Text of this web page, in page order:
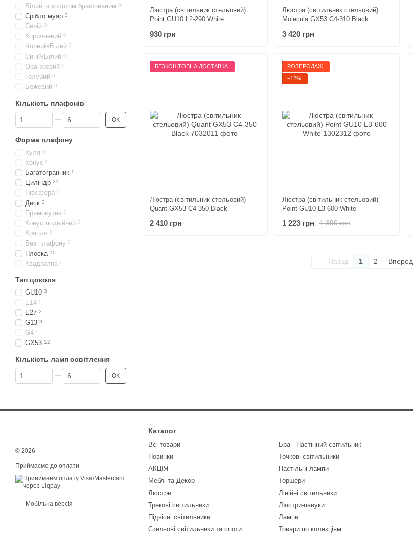
Люстра (світильник стельовий)
Point GU10 L2-290 White
930 грн
Люстра (світильник стельовий)
Molecula GX53 C4-310 Black
3 420 грн
БЕЗКОШТОВНА ДОСТАВКА
Люстра (світильник стельовий)
Quant GX53 C4-350 Black
2 410 грн
РОЗПРОДАЖ
−12%
Люстра (світильник стельовий)
Point GU10 L3-600 White
1 390 грн
1 223 грн
Назад 1 2 Вперед
Білий із золотом брашованим 0
Срібло муар 3
Синій 0
Коричневий 0
Чорний/Білий 0
Синій/Білий 0
Оранжевий 0
Голубий 0
Бежевий 0
Кількість плафонів
Від Кількість плафонів
До Кількість плафонів ОК
Форма плафону
Куля 0
Конус 0
Багатогранник 1
Циліндр 21
Півсфера 0
Диск 3
Прямокутна 0
Конус подвійний 0
Крапля 0
Без плафону 0
Плоска 10
Квадратна 0
Тип цоколя
GU10 3
E14 0
E27 2
G13 8
G4 0
GX53 12
Кількість ламп освітлення
Від Кількість ламп освітлення
До Кількість ламп освітлення ОК
© 2026
Приймаємо до оплати
Мобільна версія
Каталог
Всі товари
Новинки
АКЦІЯ
Меблі та Декор
Люстри
Трекові світильники
Підвісні світильники
Стельові світильники та споти
Бра - Настінний світильник
Точкові світильники
Настільні лампи
Торшери
Лінійні світильники
Люстри-павуки
Лампи
Товари по колекціям